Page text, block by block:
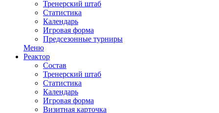
Тренерский штаб
Статистика
Календарь
Игровая форма
Предсезонные турниры
Меню
Реактор
Состав
Тренерский штаб
Статистика
Календарь
Игровая форма
Визитная карточка